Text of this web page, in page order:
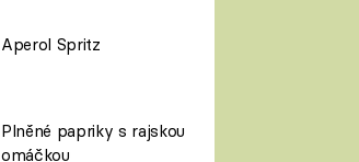
Aperol Spritz
Plněné papriky s rajskou
omáčkou